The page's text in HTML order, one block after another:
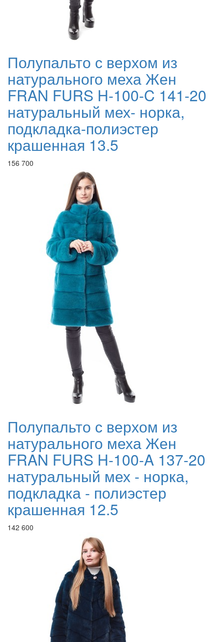
Полупальто с верхом из
натурального меха Жен
FRAN FURS H-100-C 141-20
натуральный мех- норка,
подкладка-полиэстер
крашенная 13.5
156 700
Полупальто с верхом из
натурального меха Жен
FRAN FURS H-100-A 137-20
натуральный мех - норка,
подкладка - полиэстер
крашенная 12.5
142 600